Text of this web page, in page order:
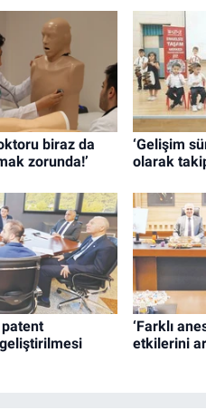
biraz da
zorunda!’
‘Gelişim
olarak
patent
‘Farklı
etkilerini